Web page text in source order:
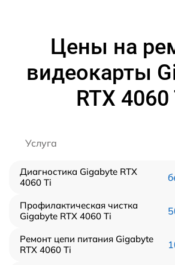
Цены на
видеокарты
RTX 4060
Услуга
Диагностика Gigabyte RTX
4060 Ti
Профилактическая чистка
Gigabyte RTX 4060 Ti
Ремонт цепи питания Gigabyte
RTX 4060 Ti